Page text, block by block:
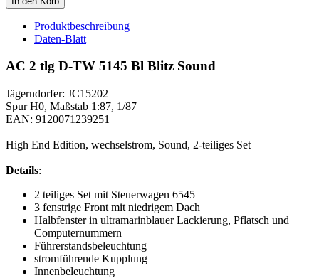
Produktbeschreibung
Daten-Blatt
AC 2 tlg D-TW 5145 Bl Blitz Sound
Jägerndorfer: JC15202
Spur H0, Maßstab 1:87, 1/87
EAN: 9120071239251
High End Edition, wechselstrom, Sound, 2-teiliges Set
Details:
2 teiliges Set mit Steuerwagen 6545
3 fenstrige Front mit niedrigem Dach
Halbfenster in ultramarinblauer Lackierung, Pflatsch und
Computernummern
Führerstandsbeleuchtung
stromführende Kupplung
Innenbeleuchtung